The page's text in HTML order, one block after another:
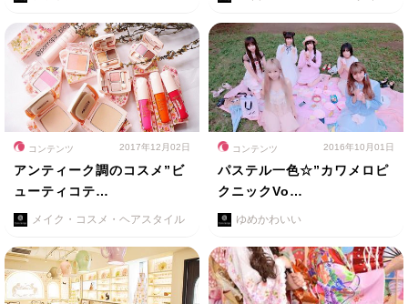
コンテンツ 2017年12月02日
アンティーク調のコスメ”ビ
ューティコテ…
メイク・コスメ・ヘアスタイル
コンテンツ 2016年10月01日
パステル一色☆”カワメロピ
クニックVo…
ゆめかわいい